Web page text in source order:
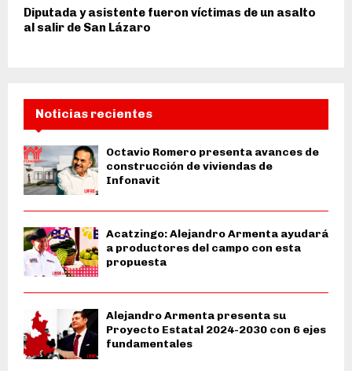
Diputada y asistente fueron víctimas de un asalto
al salir de San Lázaro
Noticias recientes
Octavio Romero presenta avances de
construcción de viviendas de
Infonavit
Acatzingo: Alejandro Armenta ayudará
a productores del campo con esta
propuesta
Alejandro Armenta presenta su
Proyecto Estatal 2024-2030 con 6 ejes
fundamentales